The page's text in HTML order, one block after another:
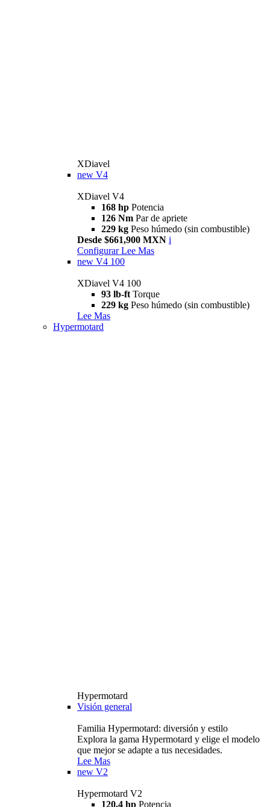
XDiavel
new V4
XDiavel V4
168 hp Potencia
126 Nm Par de apriete
229 kg Peso húmedo (sin combustible)
Desde $661,900 MXN i
Configurar Lee Mas
new V4 100
XDiavel V4 100
93 lb-ft Torque
229 kg Peso húmedo (sin combustible)
Lee Mas
Hypermotard
Hypermotard
Visión general
Familia Hypermotard: diversión y estilo
Explora la gama Hypermotard y elige el modelo
que mejor se adapte a tus necesidades.
Lee Mas
new V2
Hypermotard V2
120,4 hp Potencia